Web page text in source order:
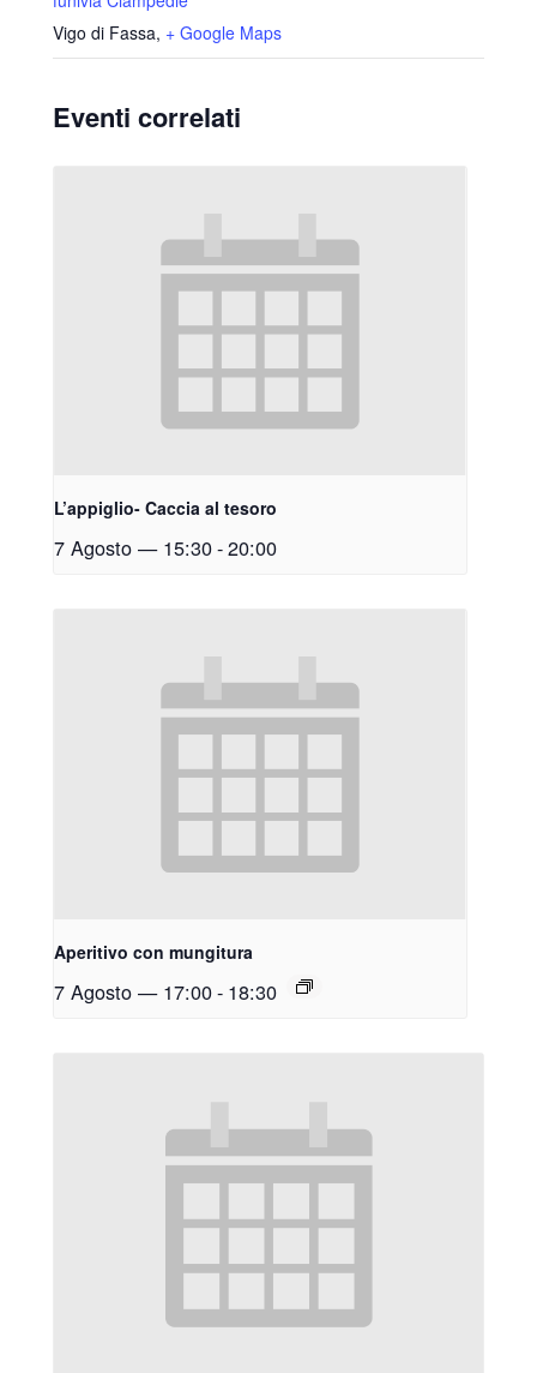
Vigo di Fassa, + Google Maps
Eventi correlati
L’appiglio- Caccia al tesoro
7 Agosto — 15:30-20:00
Aperitivo con mungitura
7 Agosto — 17:00- 18:30